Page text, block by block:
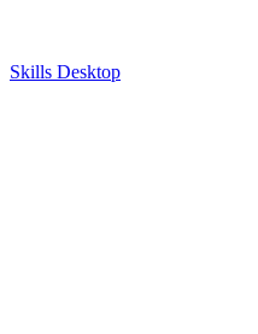
Skills Desktop